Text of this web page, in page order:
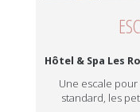
Hôtel & Spa Les
Une escale
standard, les